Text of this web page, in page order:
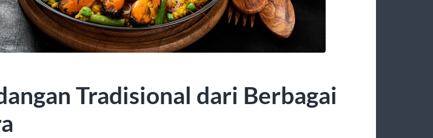
Tradisional dari Berbagai